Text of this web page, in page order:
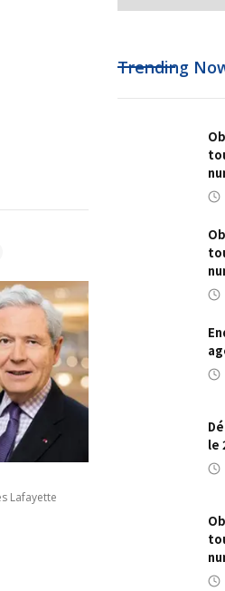
Trending
le
Lafayette